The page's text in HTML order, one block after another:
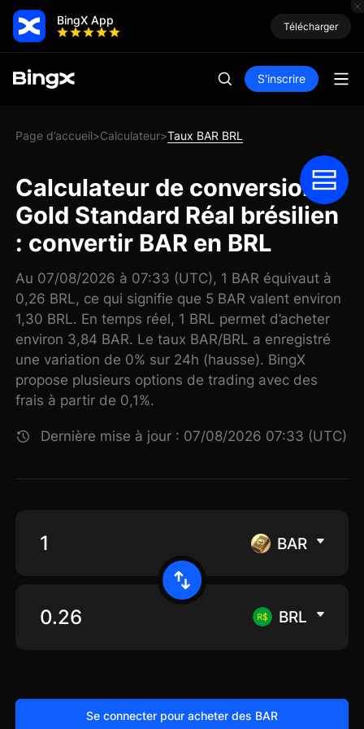
BingX App Télécharger
S'inscrire
Page d’accueil>Calculateur>Taux BAR BRL
Calculateur de conversion
Gold Standard Réal brésilien
: convertir BAR en BRL
Au 07/08/2026 à 07:33 (UTC), 1 BAR équivaut à
0,26 BRL, ce qui signifie que 5 BAR valent environ
1,30 BRL. En temps réel, 1 BRL permet d’acheter
environ 3,84 BAR. Le taux BAR/BRL a enregistré
une variation de 0% sur 24h (hausse). BingX
propose plusieurs options de trading avec des
frais à partir de 0,1%.
Dernière mise à jour : 07/08/2026 07:33 (UTC)
BAR
BRL
Se connecter pour acheter des BAR